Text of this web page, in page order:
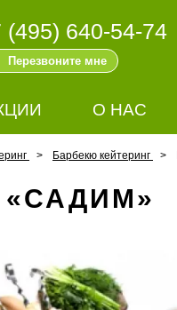
(495) 640-54-74
Перезвоните мне
О НАС
Барбекю кейтеринг